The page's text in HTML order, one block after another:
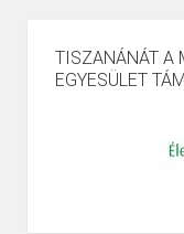
TISZANÁNÁT A
EGYESÜLET